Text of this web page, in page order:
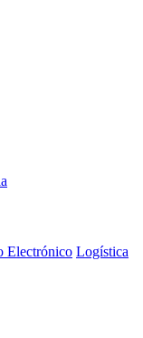
Electrónico Logística